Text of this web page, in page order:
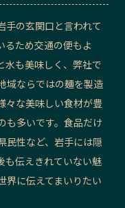
手の玄関口と言われて
るため交通の便もよ
水も美味しく、弊社で
域ならではの麺を製造
々な美味しい食材が豊
も多いです。食品だけ
民性など、岩手には隠
も伝えきれていない魅
界に伝えてまいりたい